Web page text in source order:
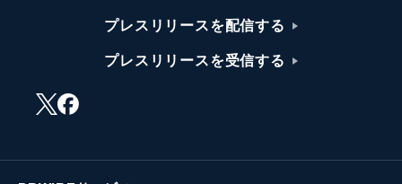
プレスリリースを配信する
プレスリリースを受信する